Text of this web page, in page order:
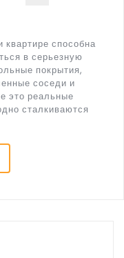
способна
в серьезную
покрытия,
соседи и
это реальные
сталкиваются